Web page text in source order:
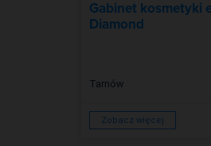
Gabinet kosmetyki
Diamond
Tarnów
Zobacz więcej